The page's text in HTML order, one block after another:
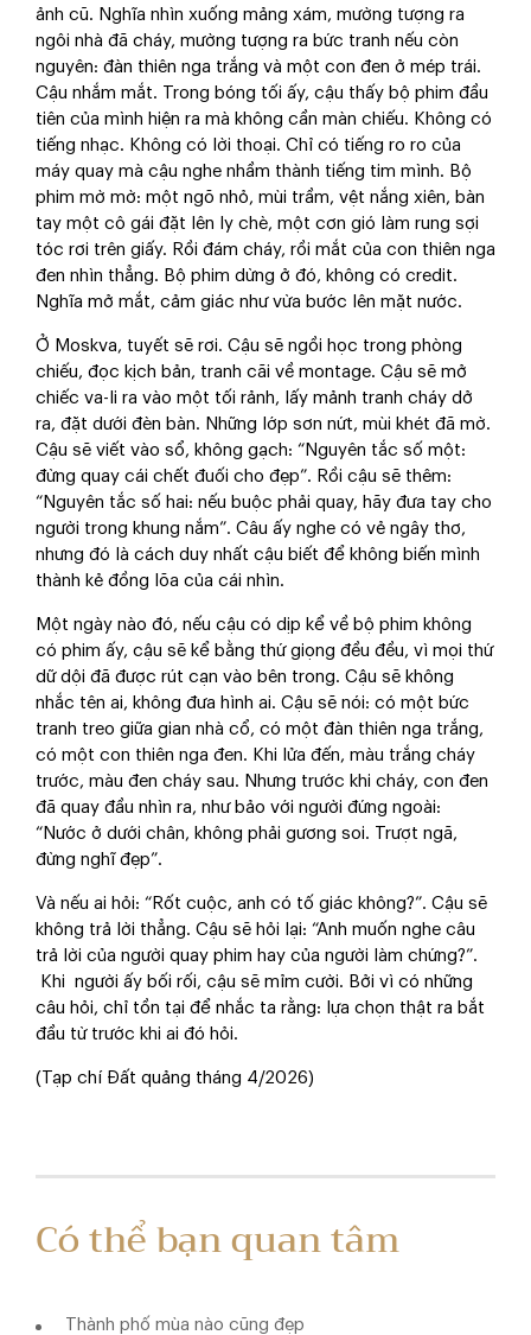
ảnh cũ. Nghĩa nhìn xuống mảng xám, mường tượng ra
ngôi nhà đã cháy, mường tượng ra bức tranh nếu còn
nguyên: đàn thiên nga trắng và một con đen ở mép trái.
Cậu nhắm mắt. Trong bóng tối ấy, cậu thấy bộ phim đầu
tiên của mình hiện ra mà không cần màn chiếu. Không có
tiếng nhạc. Không có lời thoại. Chỉ có tiếng ro ro của
máy quay mà cậu nghe nhầm thành tiếng tim mình. Bộ
phim mờ mờ: một ngõ nhỏ, mùi trầm, vệt nắng xiên, bàn
tay một cô gái đặt lên ly chè, một cơn gió làm rung sợi
tóc rơi trên giấy. Rồi đám cháy, rồi mắt của con thiên nga
đen nhìn thẳng. Bộ phim dừng ở đó, không có credit.
Nghĩa mở mắt, cảm giác như vừa bước lên mặt nước.
Ở Moskva, tuyết sẽ rơi. Cậu sẽ ngồi học trong phòng
chiếu, đọc kịch bản, tranh cãi về montage. Cậu sẽ mở
chiếc va-li ra vào một tối rảnh, lấy mảnh tranh cháy dở
ra, đặt dưới đèn bàn. Những lớp sơn nứt, mùi khét đã mờ.
Cậu sẽ viết vào sổ, không gạch: “Nguyên tắc số một:
đừng quay cái chết đuối cho đẹp”. Rồi cậu sẽ thêm:
“Nguyên tắc số hai: nếu buộc phải quay, hãy đưa tay cho
người trong khung nắm”. Câu ấy nghe có vẻ ngây thơ,
nhưng đó là cách duy nhất cậu biết để không biến mình
thành kẻ đồng lõa của cái nhìn.
Một ngày nào đó, nếu cậu có dịp kể về bộ phim không
có phim ấy, cậu sẽ kể bằng thứ giọng đều đều, vì mọi thứ
dữ dội đã được rút cạn vào bên trong. Cậu sẽ không
nhắc tên ai, không đưa hình ai. Cậu sẽ nói: có một bức
tranh treo giữa gian nhà cổ, có một đàn thiên nga trắng,
có một con thiên nga đen. Khi lửa đến, màu trắng cháy
trước, màu đen cháy sau. Nhưng trước khi cháy, con đen
đã quay đầu nhìn ra, như bảo với người đứng ngoài:
“Nước ở dưới chân, không phải gương soi. Trượt ngã,
đừng nghĩ đẹp”.
Và nếu ai hỏi: “Rốt cuộc, anh có tố giác không?”. Cậu sẽ
không trả lời thẳng. Cậu sẽ hỏi lại: “Anh muốn nghe câu
trả lời của người quay phim hay của người làm chứng?”.
Khi người ấy bối rối, cậu sẽ mỉm cười. Bởi vì có những
câu hỏi, chỉ tồn tại để nhắc ta rằng: lựa chọn thật ra bắt
đầu từ trước khi ai đó hỏi.
(Tạp chí Đất quảng tháng 4/2026)
Có thể bạn quan tâm
Thành phố mùa nào cũng đẹp